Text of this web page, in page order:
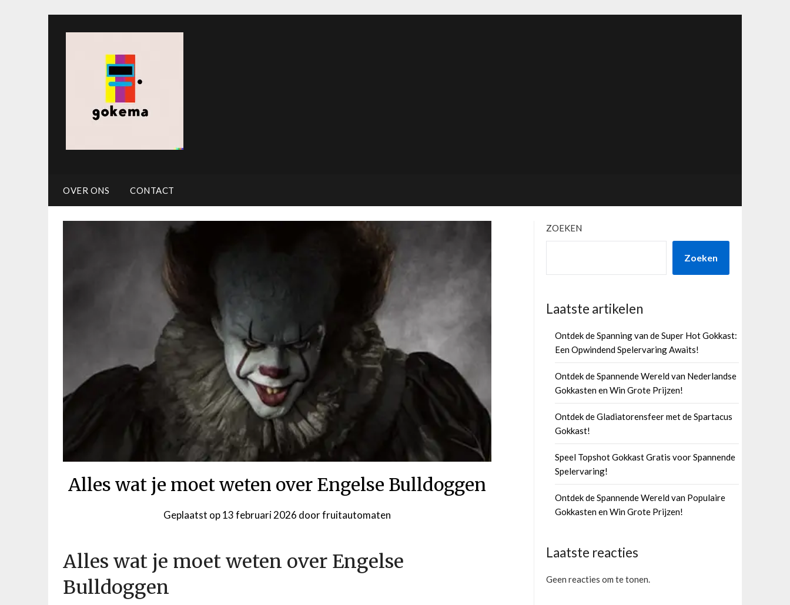
OVER ONS CONTACT
Alles wat je moet weten over Engelse Bulldoggen
Geplaatst op13 februari 2026 doorfruitautomaten
Alles wat je moet weten over Engelse
Bulldoggen
ZOEKEN
Zoeken
Laatste artikelen
Ontdek de Spanning van de Super Hot Gokkast:
Een Opwindend Spelervaring Awaits!
Ontdek de Spannende Wereld van Nederlandse
Gokkasten en Win Grote Prijzen!
Ontdek de Gladiatorensfeer met de Spartacus
Gokkast!
Speel Topshot Gokkast Gratis voor Spannende
Spelervaring!
Ontdek de Spannende Wereld van Populaire
Gokkasten en Win Grote Prijzen!
Laatste reacties
Geen reacties om te tonen.